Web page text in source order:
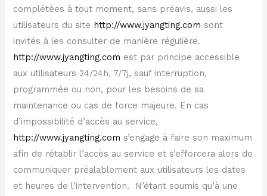
complétées à tout moment, sans préavis, aussi les
utilisateurs du site http://www.jyangting.com sont
invités à les consulter de manière régulière.
http://www.jyangting.com est par principe accessible
aux utilisateurs 24/24h, 7/7j, sauf interruption,
programmée ou non, pour les besoins de sa
maintenance ou cas de force majeure. En cas
d’impossibilité d’accès au service,
http://www.jyangting.com s’engage à faire son maximum
afin de rétablir l’accès au service et s’efforcera alors de
communiquer préalablement aux utilisateurs les dates
et heures de l’intervention. N’étant soumis qu’à une